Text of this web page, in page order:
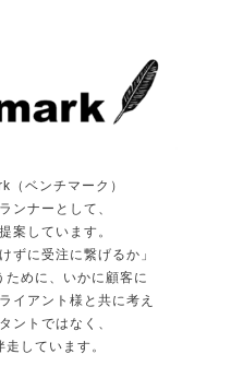
ベンチマーク）
ンナーとして、
案しています。
ずに受注に繋げるか」
ために、いかに顧客に
イアント様と共に考え
ントではなく、
しています。